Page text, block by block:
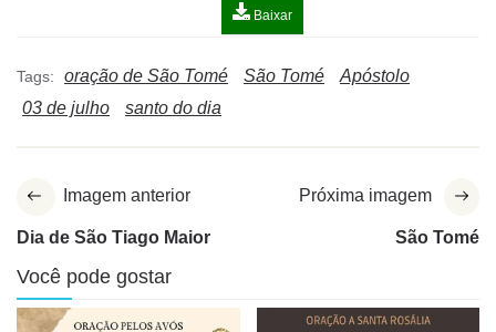
Baixar
Tags: oração de São Tomé São Tomé
Apóstolo
03 de julho
santo do dia
Imagem anterior
Dia de São Tiago Maior
Próxima imagem
São Tomé
Você pode gostar